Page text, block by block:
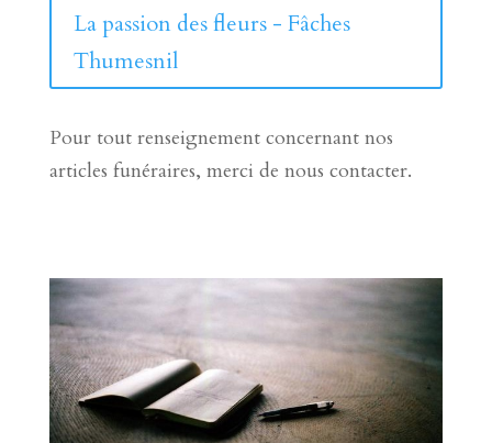
La passion des fleurs - Fâches
Thumesnil
Pour tout renseignement concernant nos
articles funéraires, merci de nous contacter.